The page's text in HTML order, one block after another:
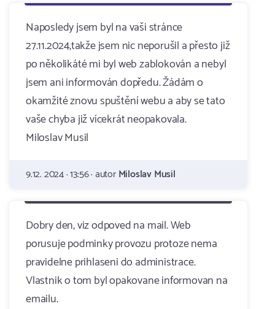
Naposledy jsem byl na vaši stránce
27.11.2024,takže jsem nic neporušil a přesto již
po několikáté mi byl web zablokován a nebyl
jsem ani informován dopředu. Žádám o
okamžité znovu spuštění webu a aby se tato
vaše chyba již vícekrát neopakovala.
Miloslav Musil
9.12. 2024 · 13:56 · autorMiloslav Musil
Dobry den, viz odpoved na mail. Web
porusuje podminky provozu protoze nema
pravidelne prihlaseni do administrace.
Vlastnik o tom byl opakovane informovan na
emailu.